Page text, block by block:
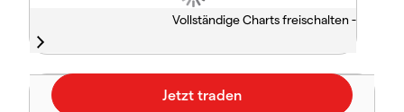
Vollständige Charts freischalten -